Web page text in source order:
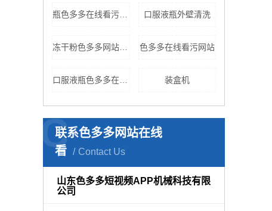
口服液瓶外壁清洗
色多多在线看污网站
装盒机
联系色多多网站在线
看
Contact Us
C
山东色多多短视频APP机械科技有限
公司